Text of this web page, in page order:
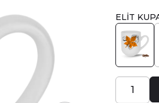
ELİT